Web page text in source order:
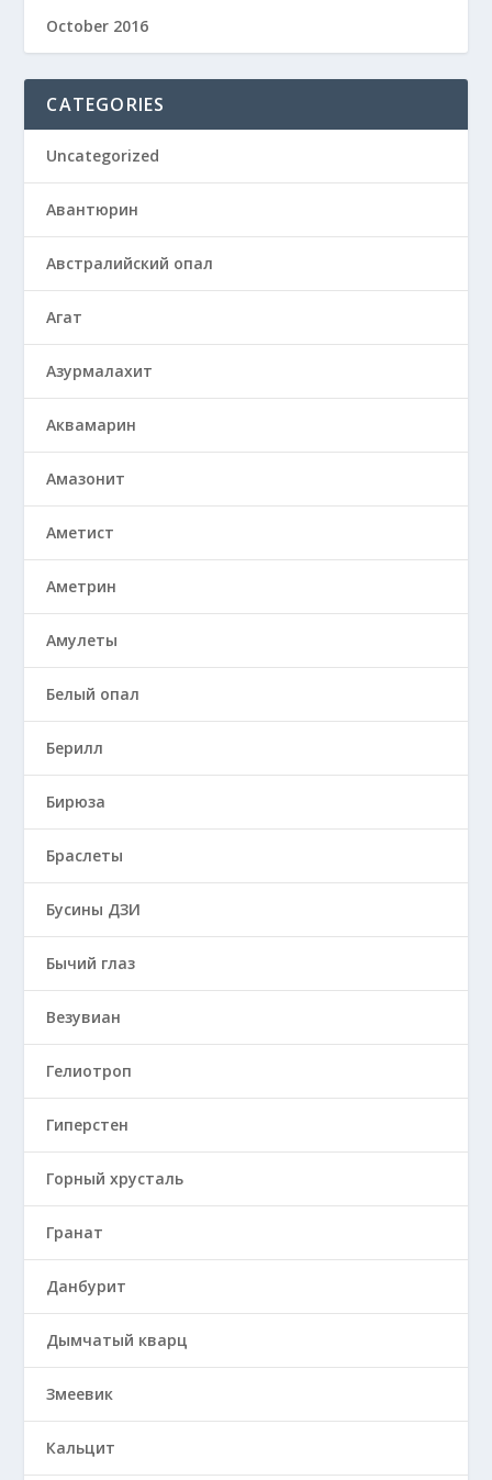
October 2016
CATEGORIES
Uncategorized
Авантюрин
Австралийский опал
Агат
Азурмалахит
Аквамарин
Амазонит
Аметист
Аметрин
Амулеты
Белый опал
Берилл
Бирюза
Браслеты
Бусины ДЗИ
Бычий глаз
Везувиан
Гелиотроп
Гиперстен
Горный хрусталь
Гранат
Данбурит
Дымчатый кварц
Змеевик
Кальцит